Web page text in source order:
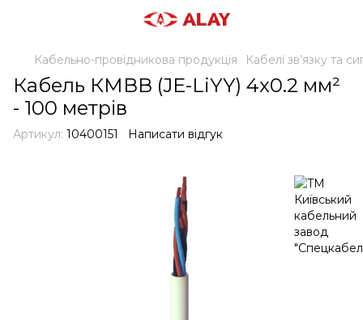
Кабельно-провідникова продукція Кабелі зв’язку та
Кабель КМВВ (JE-LiYY) 4x0.2 мм²
- 100 метрів
Артикул: 10400151 Написати відгук